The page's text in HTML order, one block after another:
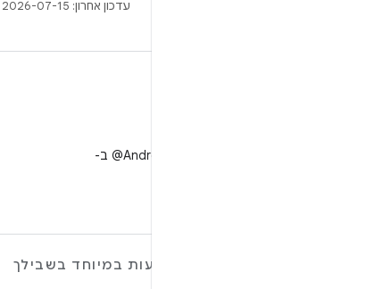
עדכון אחרון: 2026-07-15 (שעון UTC).
למעקב אחר ‎@AndroidDev ב-
הצעות במיוחד בשבילך